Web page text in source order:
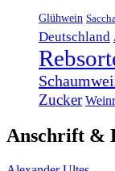
Glühwein
Deutschland
Zucker
Anschrift &